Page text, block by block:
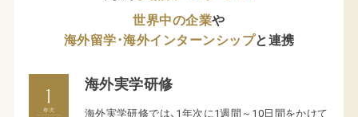
世界中の企業や
海外留学・海外インターンシップと連携
海外実学研修
海外実学研修では、1年次に1週間～10日間をかけて